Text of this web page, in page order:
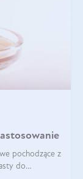
pochodzące z